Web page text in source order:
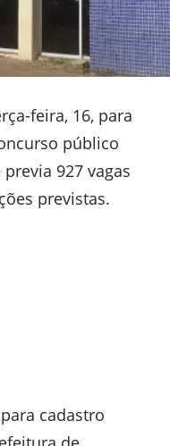
feira, 16, para
público
927 vagas
previstas.
cadastro